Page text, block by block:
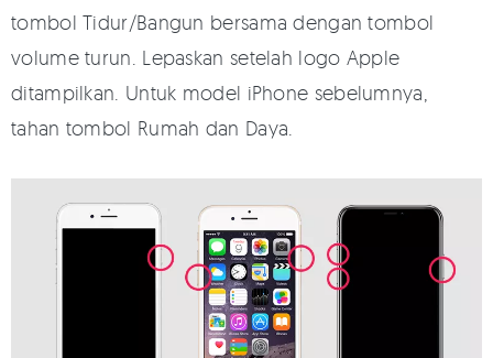
tombol Tidur/Bangun bersama dengan tombol
volume turun. Lepaskan setelah logo Apple
ditampilkan. Untuk model iPhone sebelumnya,
tahan tombol Rumah dan Daya.